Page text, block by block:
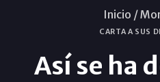
Inicio /
CARTA A SUS
Así se ha